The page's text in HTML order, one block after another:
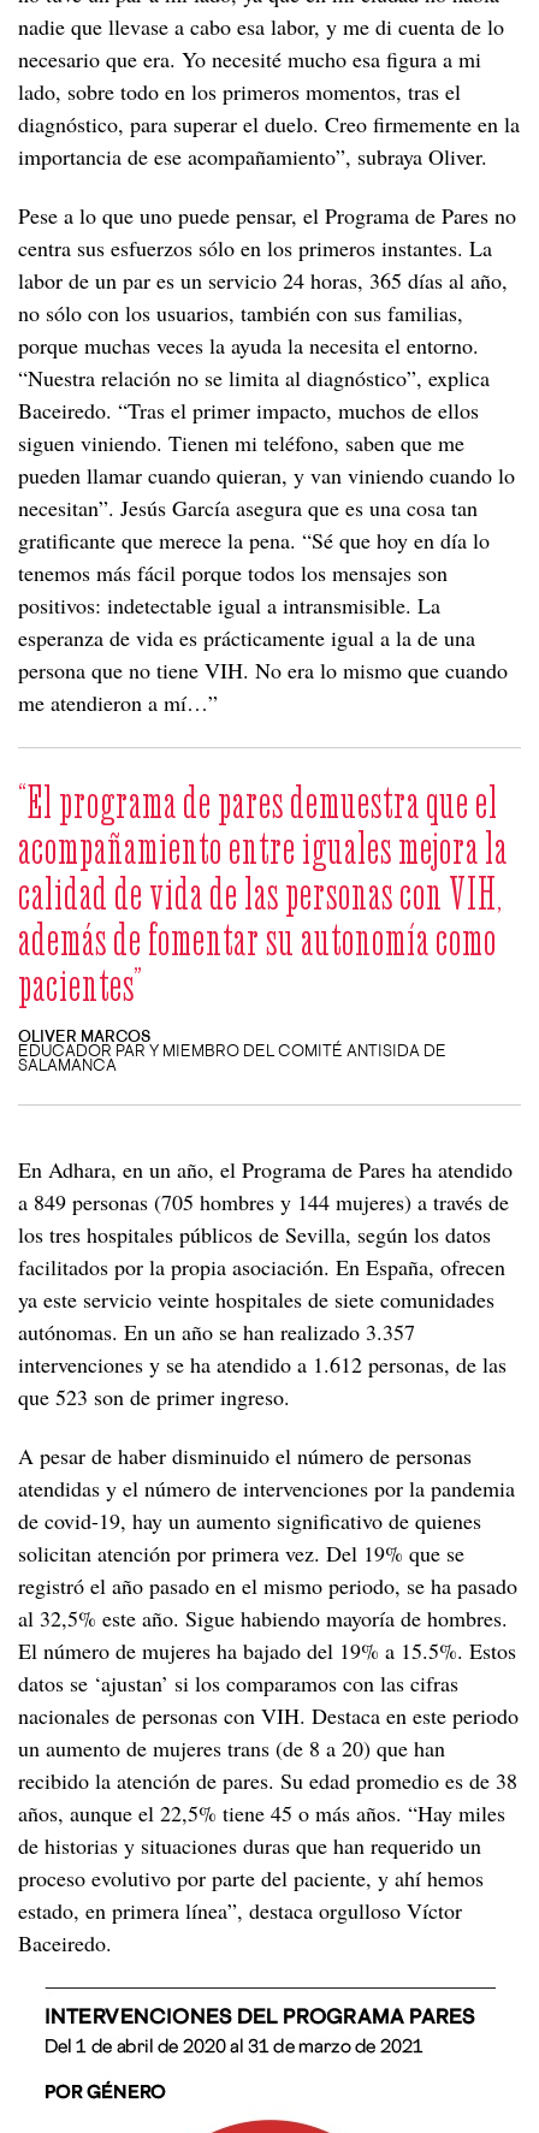
nadie que llevase a cabo esa labor, y me di cuenta de lo
necesario que era. Yo necesité mucho esa figura a mi
lado, sobre todo en los primeros momentos, tras el
diagnóstico, para superar el duelo. Creo firmemente en la
importancia de ese acompañamiento”, subraya Oliver.
Pese a lo que uno puede pensar, el Programa de Pares no
centra sus esfuerzos sólo en los primeros instantes. La
labor de un par es un servicio 24 horas, 365 días al año,
no sólo con los usuarios, también con sus familias,
porque muchas veces la ayuda la necesita el entorno.
“Nuestra relación no se limita al diagnóstico”, explica
Baceiredo. “Tras el primer impacto, muchos de ellos
siguen viniendo. Tienen mi teléfono, saben que me
pueden llamar cuando quieran, y van viniendo cuando lo
necesitan”. Jesús García asegura que es una cosa tan
gratificante que merece la pena. “Sé que hoy en día lo
tenemos más fácil porque todos los mensajes son
positivos: indetectable igual a intransmisible. La
esperanza de vida es prácticamente igual a la de una
persona que no tiene VIH. No era lo mismo que cuando
me atendieron a mí…”
“El programa de pares demuestra que el
acompañamiento entre iguales mejora la
calidad de vida de las personas con VIH,
además de fomentar su autonomía como
pacientes”
OLIVER MARCOS
EDUCADOR PAR Y MIEMBRO DEL COMITÉ ANTISIDA DE
SALAMANCA
En Adhara, en un año, el Programa de Pares ha atendido
a 849 personas (705 hombres y 144 mujeres) a través de
los tres hospitales públicos de Sevilla, según los datos
facilitados por la propia asociación. En España, ofrecen
ya este servicio veinte hospitales de siete comunidades
autónomas. En un año se han realizado 3.357
intervenciones y se ha atendido a 1.612 personas, de las
que 523 son de primer ingreso.
A pesar de haber disminuido el número de personas
atendidas y el número de intervenciones por la pandemia
de covid-19, hay un aumento significativo de quienes
solicitan atención por primera vez. Del 19% que se
registró el año pasado en el mismo periodo, se ha pasado
al 32,5% este año. Sigue habiendo mayoría de hombres.
El número de mujeres ha bajado del 19% a 15.5%. Estos
datos se ‘ajustan’ si los comparamos con las cifras
nacionales de personas con VIH. Destaca en este periodo
un aumento de mujeres trans (de 8 a 20) que han
recibido la atención de pares. Su edad promedio es de 38
años, aunque el 22,5% tiene 45 o más años. “Hay miles
de historias y situaciones duras que han requerido un
proceso evolutivo por parte del paciente, y ahí hemos
estado, en primera línea”, destaca orgulloso Víctor
Baceiredo.